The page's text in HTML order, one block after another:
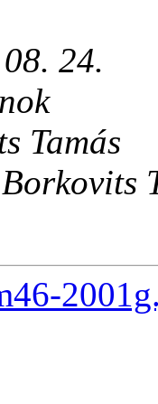
24.
Tamás